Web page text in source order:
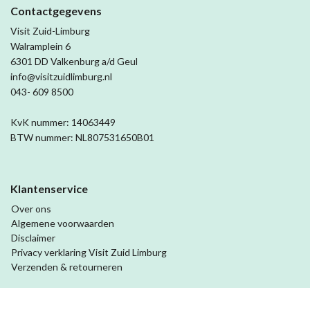
Contactgegevens
Visit Zuid-Limburg
Walramplein 6
6301 DD Valkenburg a/d Geul
info@visitzuidlimburg.nl
043- 609 8500
KvK nummer: 14063449
BTW nummer: NL807531650B01
Klantenservice
Over ons
Algemene voorwaarden
Disclaimer
Privacy verklaring Visit Zuid Limburg
Verzenden & retourneren